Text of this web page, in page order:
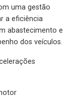
uma gestão
a eficiência
abastecimento e
dos veículos.